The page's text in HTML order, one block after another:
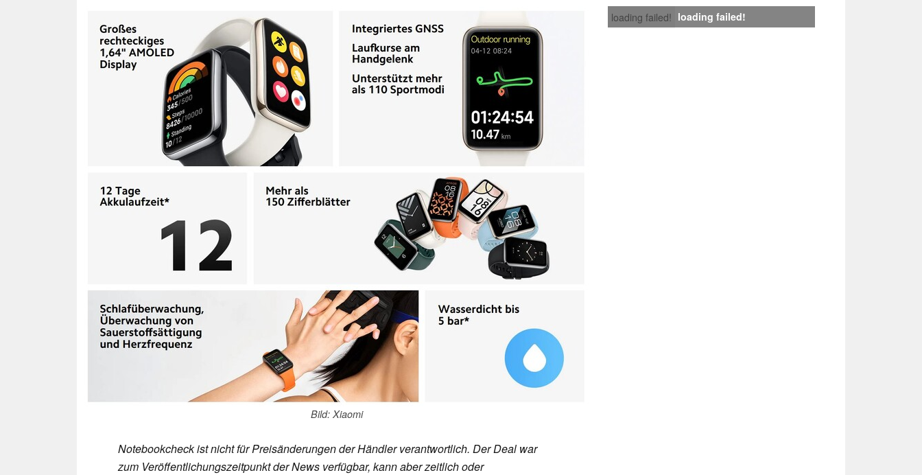
loading failed! loading failed!
Bild: Xiaomi
Notebookcheck ist nicht für Preisänderungen der Händler verantwortlich. Der Deal war
zum Veröffentlichungszeitpunkt der News verfügbar, kann aber zeitlich oder